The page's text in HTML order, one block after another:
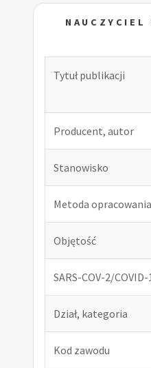
Tytuł publikacji
Producent, autor
Stanowisko
Metoda opracowania
Objętość
SARS-COV-2/COVID-
Dział, kategoria
Kod zawodu